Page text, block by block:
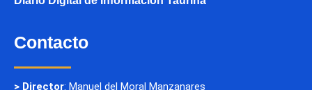
Contacto
> Director: Manuel del Moral Manzanares